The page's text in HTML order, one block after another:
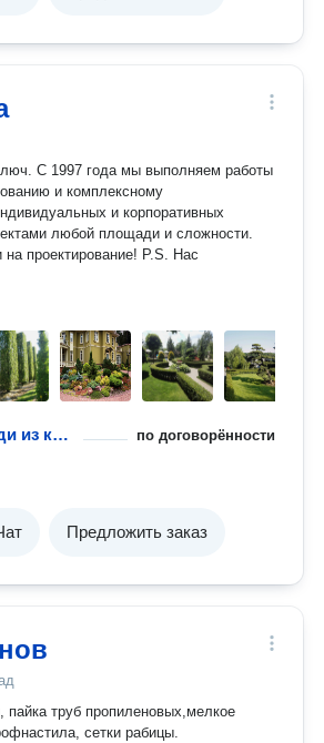
С 1997 года мы выполняем работы
и комплексному
и корпоративных
любой площади и сложности.
проектирование! P.S. Нас
Посадка живой изгороди из кустарника по договорённости
Предложить заказ
пайка труб пропиленовых,мелкое
сетки рабицы.